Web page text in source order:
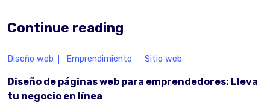
Continue reading
Diseño web Emprendimiento Sitio web
Diseño de páginas web para emprendedores: Lleva
tu negocio en línea